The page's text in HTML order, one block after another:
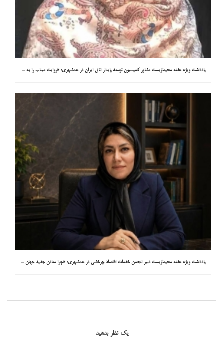
یادداشت ویژه هفته محیط‌زیست مشاور کمیسیون توسعه پایدار اتاق ایران در همشهری: «روایت میناب را به کاپ ۳۱ ببریم»
یادداشت ویژه هفته محیط‌زیست دبیر انجمن خدمات اقتصاد چرخشی در همشهری: «چرا معادن جدید جهان زیر زمین نیستند؟»
یک نظر بدهید